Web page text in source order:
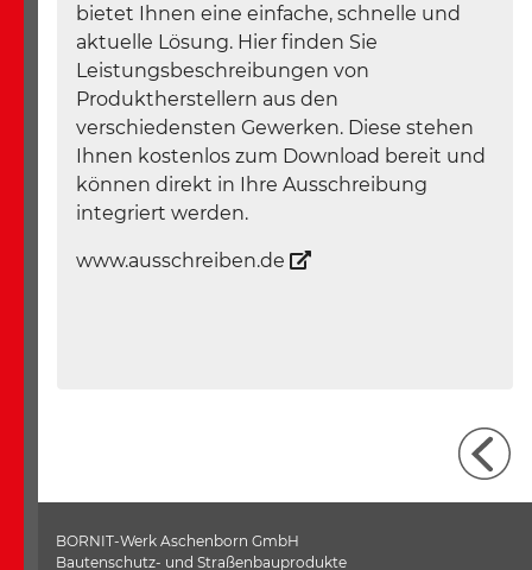
bietet Ihnen eine einfache, schnelle und
aktuelle Lösung. Hier finden Sie
Leistungsbeschreibungen von
Produktherstellern aus den
verschiedensten Gewerken. Diese stehen
Ihnen kostenlos zum Download bereit und
können direkt in Ihre Ausschreibung
integriert werden.
www.ausschreiben.de
BORNIT-Werk Aschenborn GmbH
Bautenschutz- und Straßenbauprodukte